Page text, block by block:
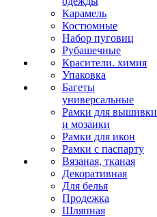
Карамель
Костюмные
Набор пуговиц
Рубашечные
Красители. химия
Упаковка
Багеты
универсальные
Рамки для вышивки
и мозаики
Рамки для икон
Рамки с паспарту
Вязаная, тканая
Декоративная
Для белья
Продежка
Шляпная